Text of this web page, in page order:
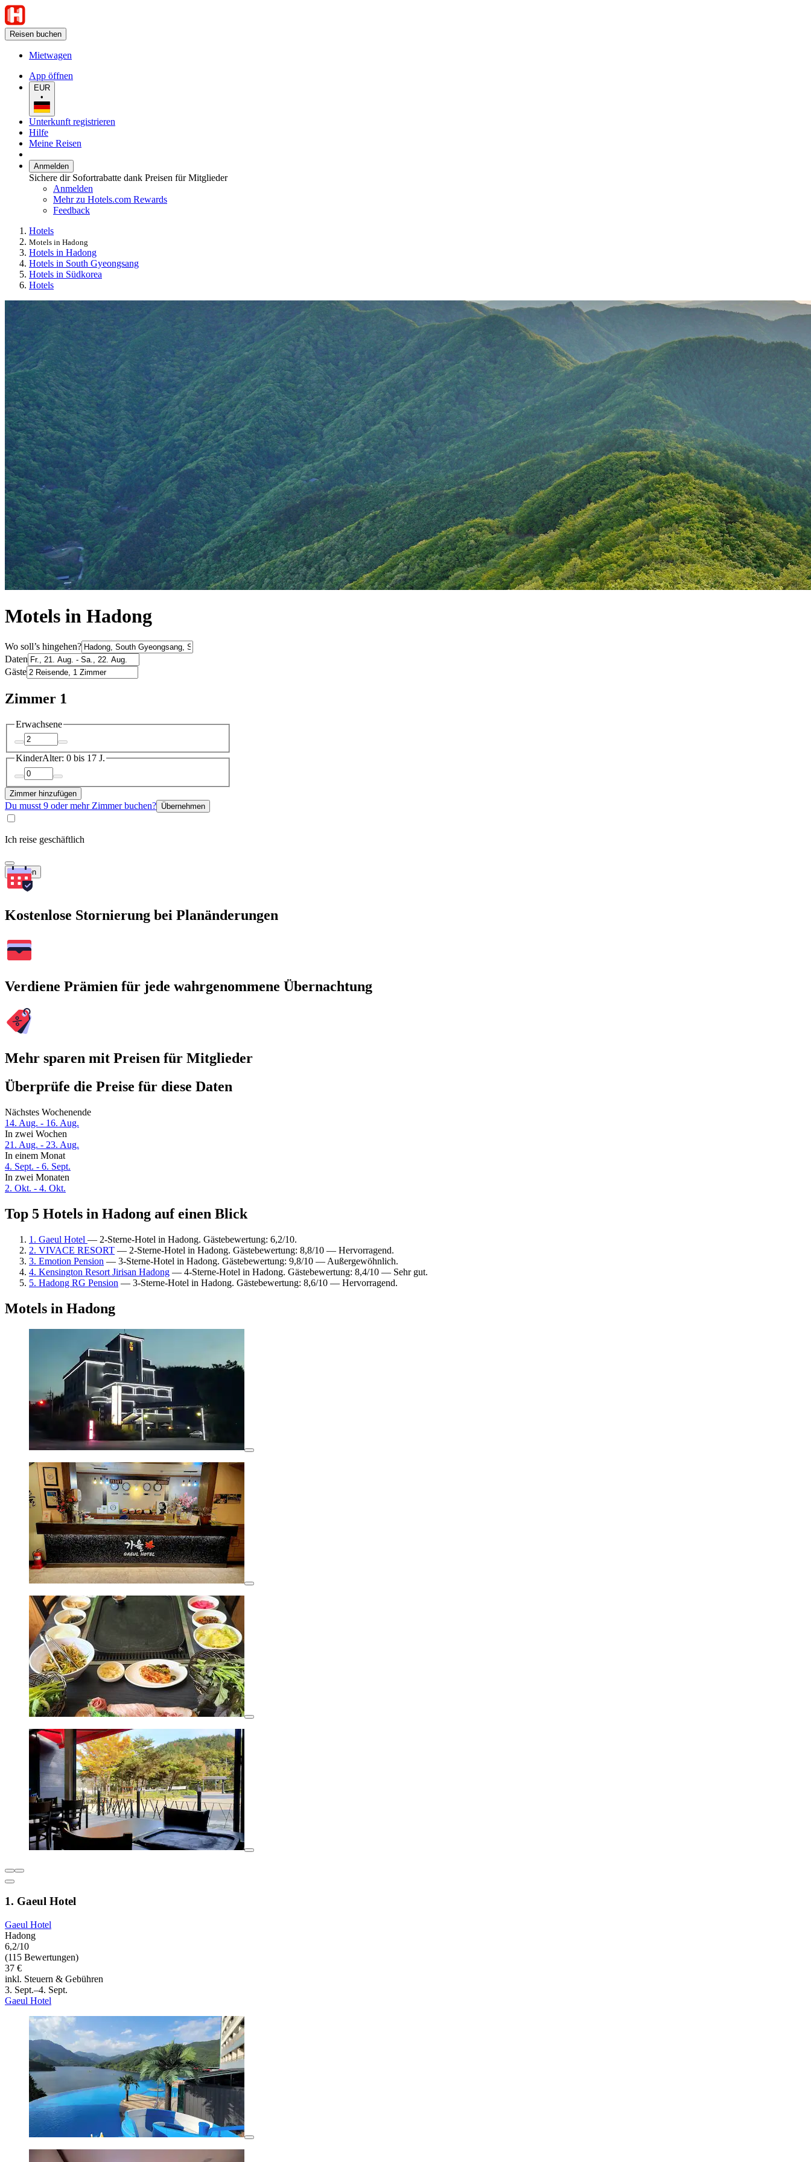
Reisen buchen
Mietwagen
App öffnen
EUR
•
Unterkunft registrieren
Hilfe
Meine Reisen
Anmelden
Sichere dir Sofortrabatte dank Preisen für Mitglieder
Anmelden
Mehr zu Hotels.com Rewards
Feedback
Hotels
Motels in Hadong
Hotels in Hadong
Hotels in South Gyeongsang
Hotels in Südkorea
Hotels
Motels in Hadong
Wo soll’s hingehen?
Daten
Gäste
Zimmer 1
Erwachsene
KinderAlter: 0 bis 17 J.
Zimmer hinzufügen
Du musst 9 oder mehr Zimmer buchen? Übernehmen
Ich reise geschäftlich
Suchen
Kostenlose Stornierung bei Planänderungen
Verdiene Prämien für jede wahrgenommene Übernachtung
Mehr sparen mit Preisen für Mitglieder
Überprüfe die Preise für diese Daten
Nächstes Wochenende
14. Aug. - 16. Aug.
In zwei Wochen
21. Aug. - 23. Aug.
In einem Monat
4. Sept. - 6. Sept.
In zwei Monaten
2. Okt. - 4. Okt.
Top 5 Hotels in Hadong auf einen Blick
1. Gaeul Hotel — 2-Sterne-Hotel in Hadong. Gästebewertung: 6,2/10.
2. VIVACE RESORT — 2-Sterne-Hotel in Hadong. Gästebewertung: 8,8/10 — Hervorragend.
3. Emotion Pension — 3-Sterne-Hotel in Hadong. Gästebewertung: 9,8/10 — Außergewöhnlich.
4. Kensington Resort Jirisan Hadong — 4-Sterne-Hotel in Hadong. Gästebewertung: 8,4/10 — Sehr gut.
5. Hadong RG Pension — 3-Sterne-Hotel in Hadong. Gästebewertung: 8,6/10 — Hervorragend.
Motels in Hadong
1. Gaeul Hotel
Gaeul Hotel
Hadong
6,2/10
(115 Bewertungen)
37 €
inkl. Steuern & Gebühren
3. Sept.–4. Sept.
Gaeul Hotel